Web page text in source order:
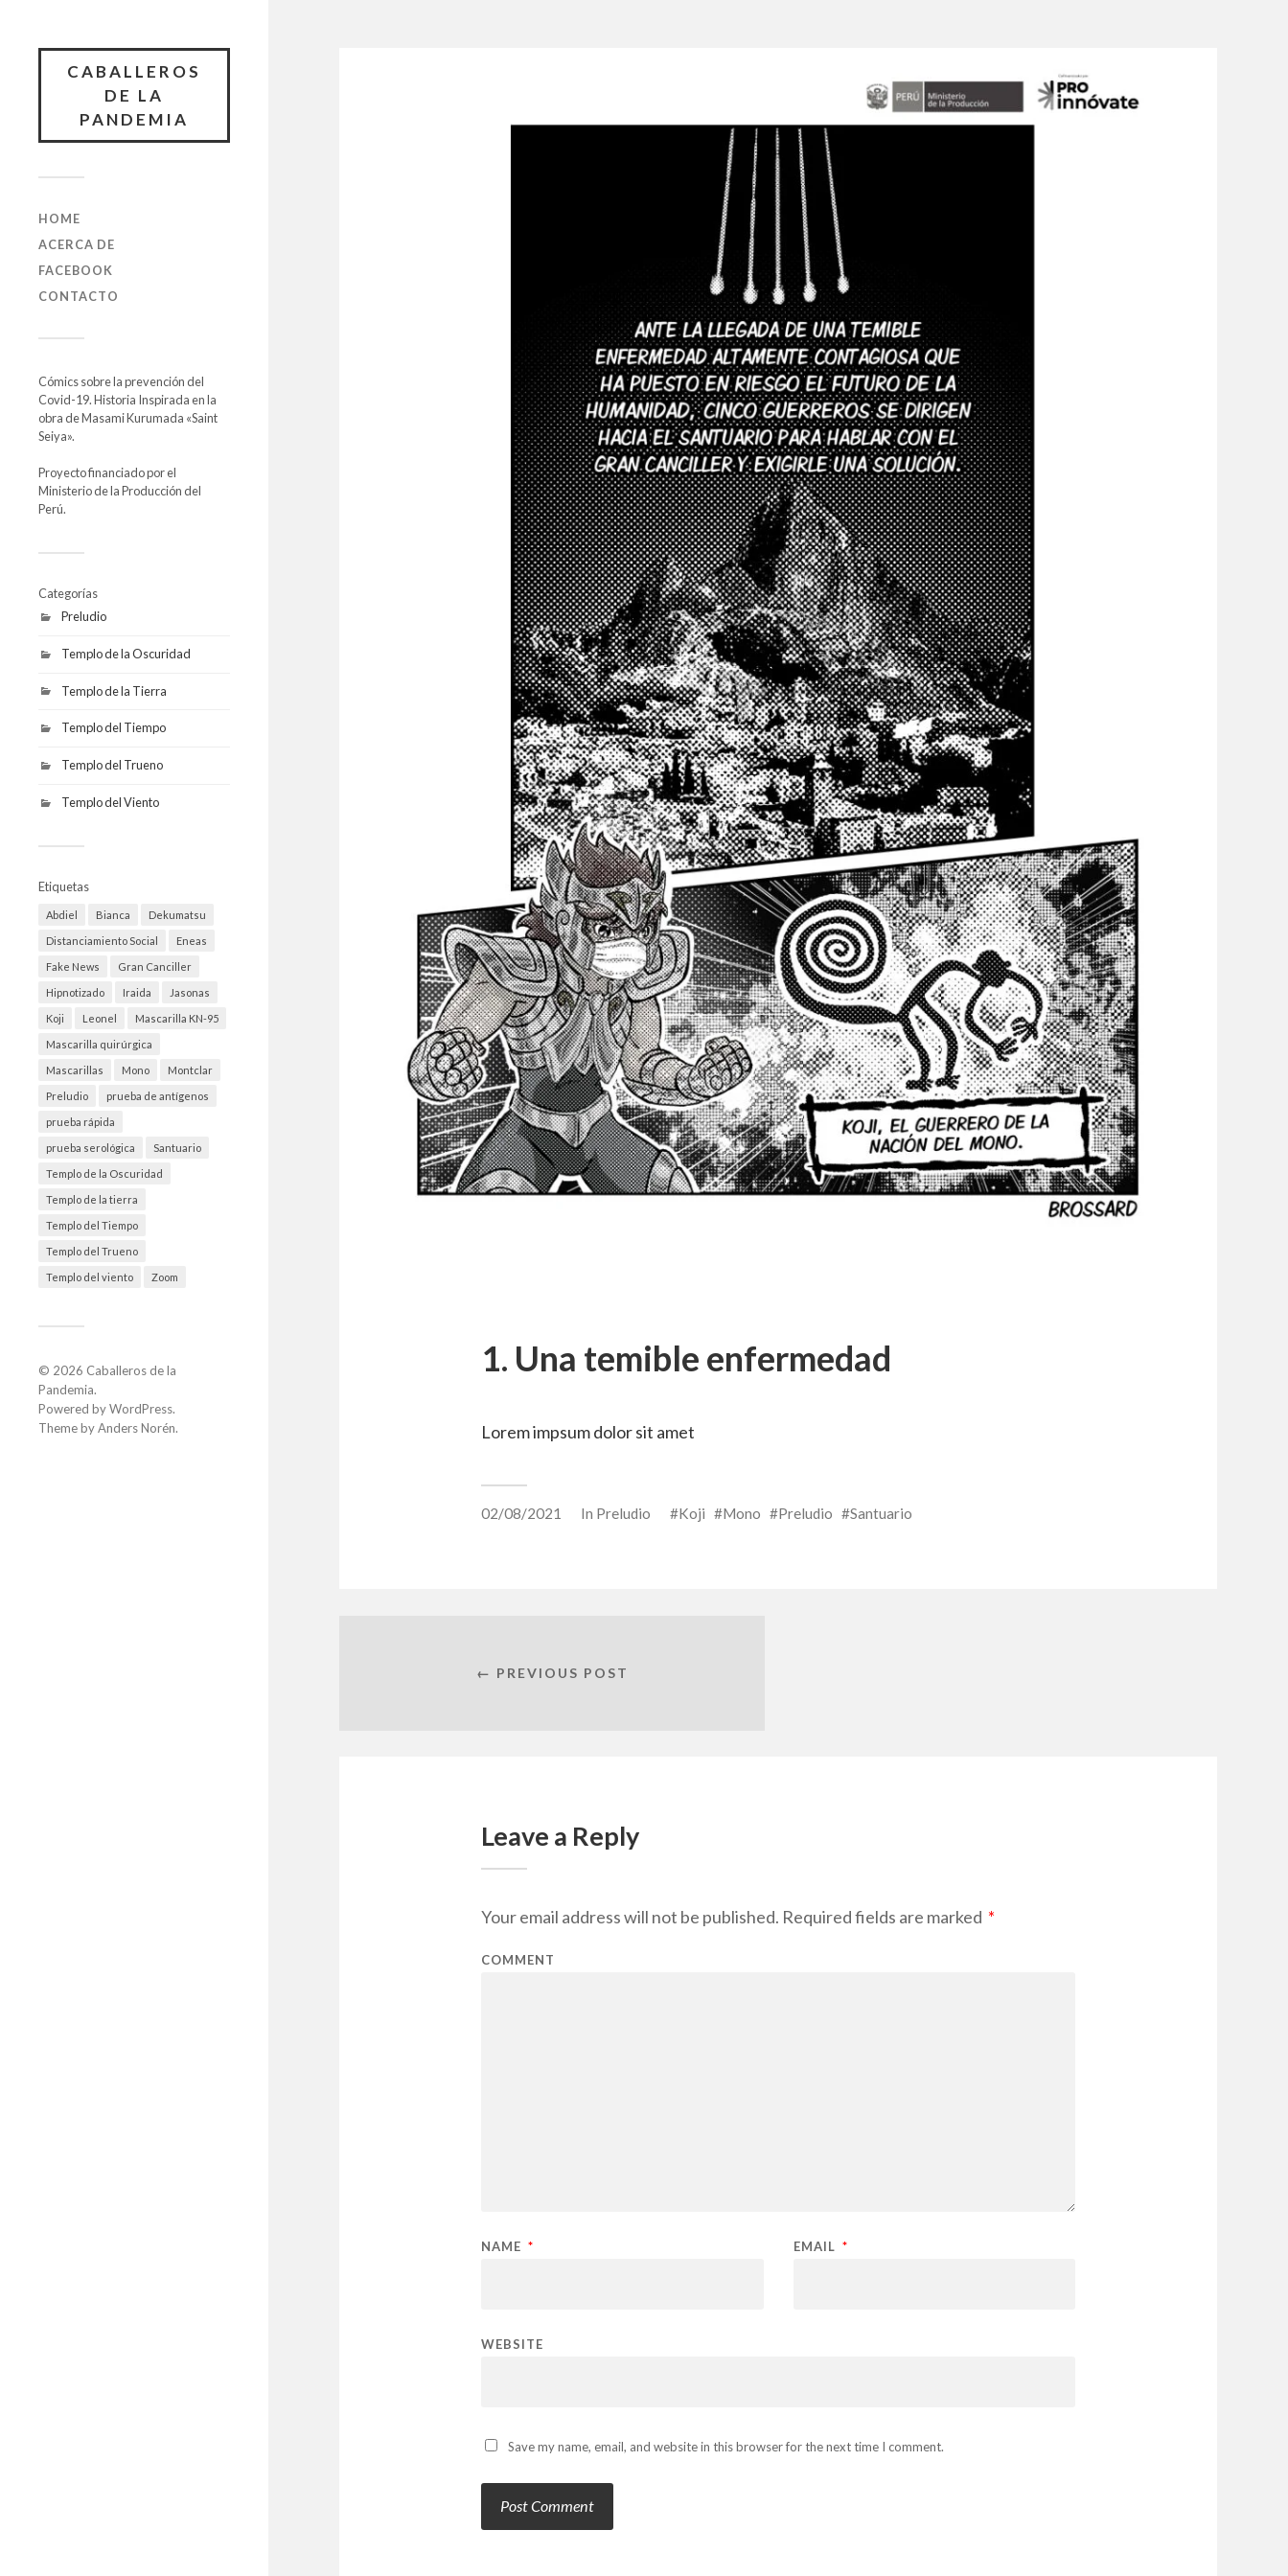
CABALLEROS
DE LA
PANDEMIA
HOME
ACERCA DE
FACEBOOK
CONTACTO
Cómics sobre la prevención del
Covid-19. Historia Inspirada en la
obra de Masami Kurumada «Saint
Seiya».
Proyecto financiado por el
Ministerio de la Producción del
Perú.
Categorías
Preludio
Templo de la Oscuridad
Templo de la Tierra
Templo del Tiempo
Templo del Trueno
Templo del Viento
Etiquetas
Abdiel Bianca Dekumatsu
Distanciamiento Social Eneas
Fake News Gran Canciller
Hipnotizado Iraida Jasonas
Koji Leonel Mascarilla KN-95
Mascarilla quirúrgica
Mascarillas Mono Montclar
Preludio prueba de antígenos
prueba rápida
prueba serológica Santuario
Templo de la Oscuridad
Templo de la tierra
Templo del Tiempo
Templo del Trueno
Templo del viento Zoom
© 2026 Caballeros de la
Pandemia.
Powered byWordPress.
Theme byAnders Norén.
1. Una temible enfermedad
Lorem impsum dolor sit amet
02/08/2021 In Preludio Koji Mono Preludio Santuario
← PREVIOUS POST
Leave a Reply
Your email address will not be published. Required fields are marked *
COMMENT
NAME * EMAIL *
WEBSITE
Save my name, email, and website in this browser for the next time I comment.